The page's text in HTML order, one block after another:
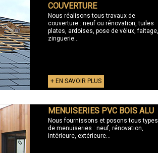
COUVERTURE
Nous réalisons tous travaux de
couverture : neuf ou rénovation, tuiles
plates, ardoises, pose de vélux, faitage,
zinguerie...
+ EN SAVOIR PLUS
MENUISERIES PVC BOIS ALU
Nous fournissons et posons tous types
de menuiseries : neuf, rénovation,
intérieure, extérieure...